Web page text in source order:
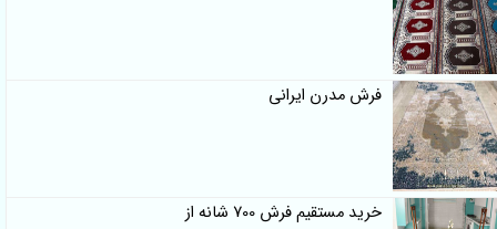
فرش مدرن ایرانی
خرید مستقیم فرش 700 شانه از